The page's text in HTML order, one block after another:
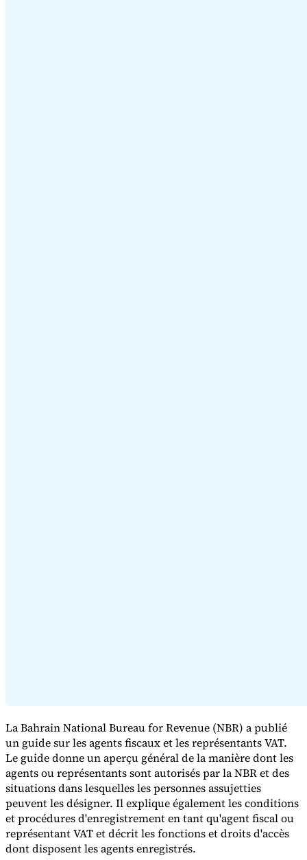
fiscalité indirecte
Taxes sur le carbone et prélèvements
environnementaux
La Bahrain National Bureau for Revenue (NBR) a publié
un guide sur les agents fiscaux et les représentants VAT.
Le guide donne un aperçu général de la manière dont les
agents ou représentants sont autorisés par la NBR et des
situations dans lesquelles les personnes assujetties
peuvent les désigner. Il explique également les conditions
et procédures d'enregistrement en tant qu'agent fiscal ou
représentant VAT et décrit les fonctions et droits d'accès
dont disposent les agents enregistrés.